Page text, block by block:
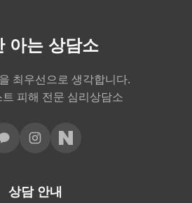
아는 상담소
최우선으로 생각합니다.
피해 전문 심리상담소
상담 안내